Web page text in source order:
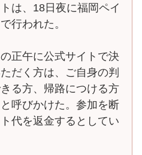
は、18日夜に福岡ペイ
行われた。
正午に公式サイトで決
だく方は、ご自身の判
る方、帰路につける方
呼びかけた。参加を断
代を返金するとしてい